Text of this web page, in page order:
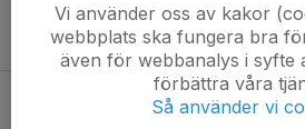
Fightweek 🥊💥
14 okt 2025 0
UPPDATERING:
16 sep 2025 0
Vi använder oss av kakor
webbplats ska fungera bra
även för webbanalys i syfte
förbättra våra
Så använder vi